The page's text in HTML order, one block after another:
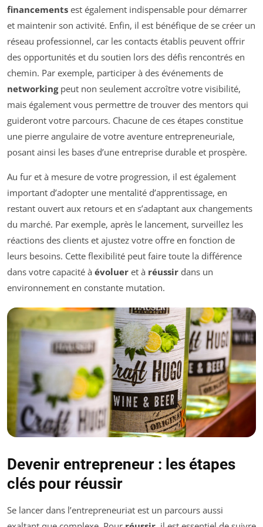
financements est également indispensable pour démarrer
et maintenir son activité. Enfin, il est bénéfique de se créer un
réseau professionnel, car les contacts établis peuvent offrir
des opportunités et du soutien lors des défis rencontrés en
chemin. Par exemple, participer à des événements de
networkingpeut non seulement accroître votre visibilité,
mais également vous permettre de trouver des mentors qui
guideront votre parcours. Chacune de ces étapes constitue
une pierre angulaire de votre aventure entrepreneuriale,
posant ainsi les bases d’une entreprise durable et prospère.
Au fur et à mesure de votre progression, il est également
important d’adopter une mentalité d’apprentissage, en
restant ouvert aux retours et en s’adaptant aux changements
du marché. Par exemple, après le lancement, surveillez les
réactions des clients et ajustez votre offre en fonction de
leurs besoins. Cette flexibilité peut faire toute la différence
dans votre capacité à évoluer et à réussir dans un
environnement en constante mutation.
Devenir entrepreneur : les étapes
clés pour réussir
Se lancer dans l’entrepreneuriat est un parcours aussi